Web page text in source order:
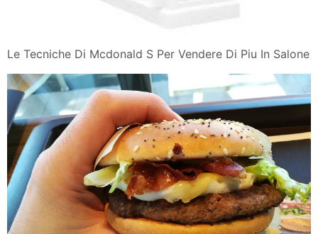
Le Tecniche Di Mcdonald S Per Vendere Di Piu In Salone